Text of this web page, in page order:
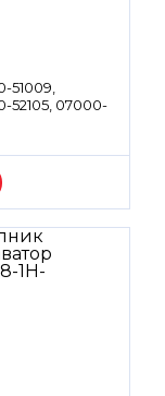
51009,
52105, 07000-
07000-
07000-
07000-
07002-62434,
07001-
2G-15310,
22811,